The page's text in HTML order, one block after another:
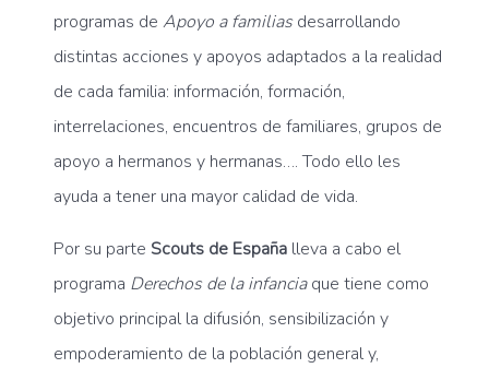
programas de Apoyo a familiasdesarrollando
distintas acciones y apoyos adaptados a la realidad
de cada familia: información, formación,
interrelaciones, encuentros de familiares, grupos de
apoyo a hermanos y hermanas…. Todo ello les
ayuda a tener una mayor calidad de vida.
Por su parte Scouts de España lleva a cabo el
programa Derechos de la infanciaque tiene como
objetivo principal la difusión, sensibilización y
empoderamiento de la población general y,